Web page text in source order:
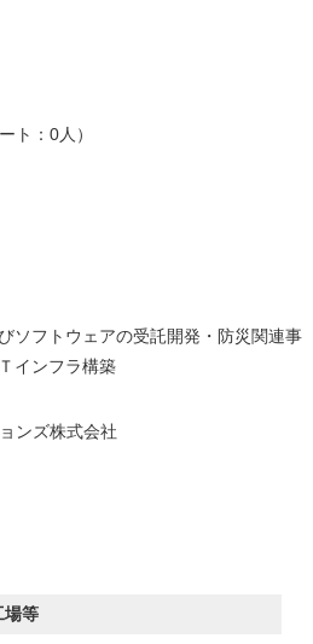
ト：0人）
ソフトウェアの受託開発・防災関連事
インフラ構築
ンズ株式会社
場等